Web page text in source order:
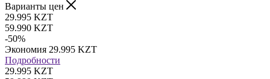
Варианты цен
29.995 KZT
59.990 KZT
-50%
Экономия 29.995 KZT
Подробности
29.995 KZT